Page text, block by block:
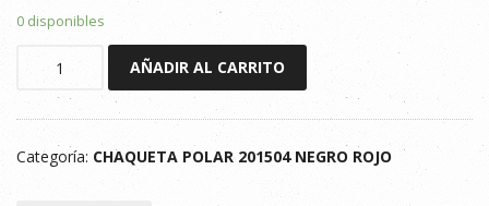
0 disponibles
201504
AÑADIR AL CARRITO
Categoría: CHAQUETA POLAR 201504 NEGRO ROJO